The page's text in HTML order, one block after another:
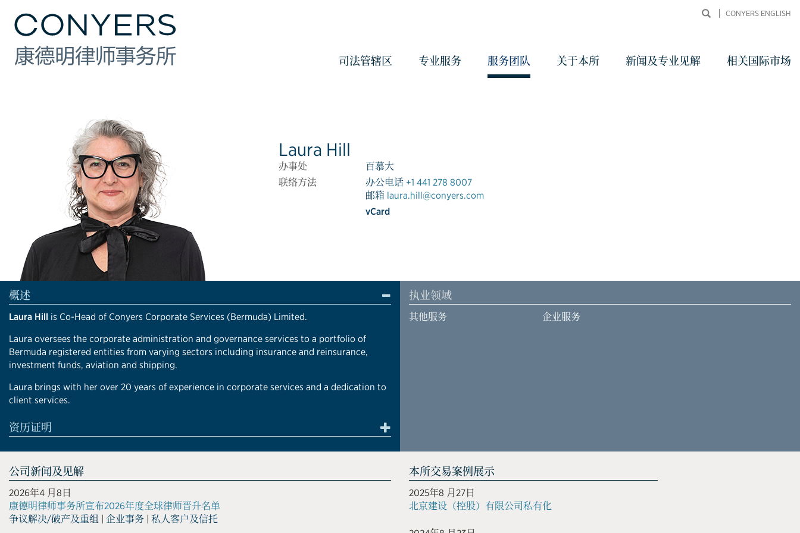
CONYERS ENGLISH
司法管辖区 专业服务
经济实质服务
服务团队 关于本所 新闻及专业见解 相关国际市场
Laura Hill
办事处
百慕大
联络方法
办公电话 +1 441 278 8007
邮箱 laura.hill@conyers.com
vCard
概述
Laura Hill is Co-Head of Conyers Corporate Services (Bermuda) Limited.
Laura oversees the corporate administration and governance services to a portfolio of
Bermuda registered entities from varying sectors including insurance and reinsurance,
investment funds, aviation and shipping.
Laura brings with her over 20 years of experience in corporate services and a dedication to
client services.
资历证明
执业领域
其他服务 企业服务
公司新闻及见解
2026年4 月8日
康德明律师事务所宣布2026年度全球律师晋升名单
争议解决/破产及重组
企业事务 私人客户及信托
本所交易案例展示
2025年8 月27日
北京建设（控股）有限公司私有化